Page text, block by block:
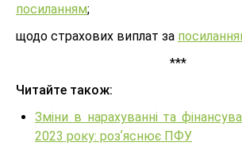
посиланням;
щодо страхових виплат за
***
Читайте також:
Зміни в нарахуванні та
2023 року: розʼяснює ПФУ